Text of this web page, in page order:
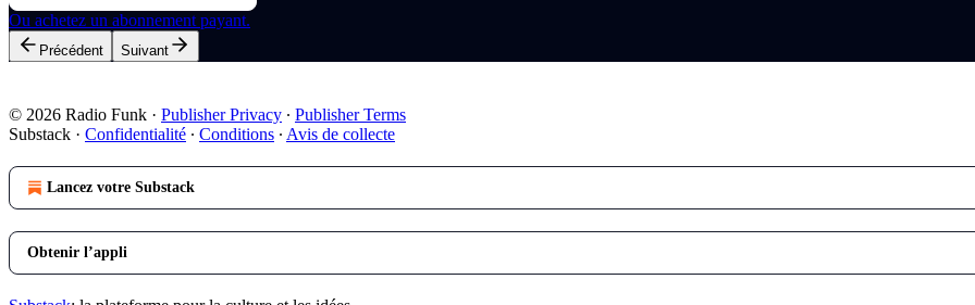
Ou achetez un abonnement payant.
Précédent Suivant
© 2026 Radio Funk · Publisher Privacy ∙ Publisher Terms
Substack · Confidentialité ∙ Conditions ∙ Avis de collecte
Lancez votre Substack
Obtenir l’appli